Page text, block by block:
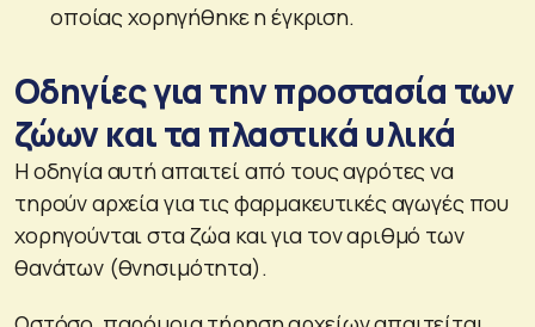
οποίας χορηγήθηκε η έγκριση.
Οδηγίες για την προστασία των
ζώων και τα πλαστικά υλικά
Η οδηγία αυτή απαιτεί από τους αγρότες να
τηρούν αρχεία για τις φαρμακευτικές αγωγές που
χορηγούνται στα ζώα και για τον αριθμό των
θανάτων (θνησιμότητα).